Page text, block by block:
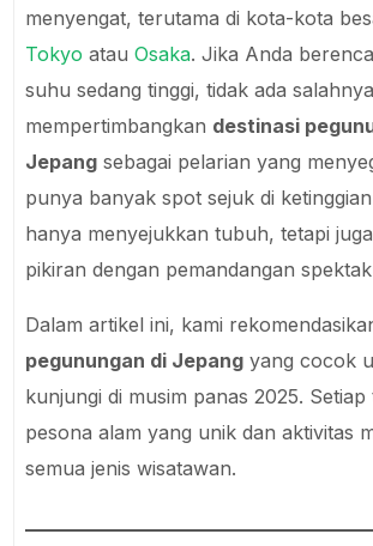
menyengat, terutama di kota-kota
Tokyo atauOsaka. Jika Anda
suhu sedang tinggi, tidak ada salahnya
mempertimbangkan destinasi
Jepang sebagai pelarian yang
punya banyak spot sejuk di
hanya menyejukkan tubuh, tetapi
pikiran dengan pemandangan
Dalam artikel ini, kami
pegunungan di Jepang yang cocok
kunjungi di musim panas 2025.
pesona alam yang unik dan aktivitas
semua jenis wisatawan.